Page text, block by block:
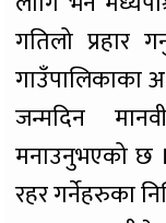
गतिलो प्रहार
गाउँपालिकाका
जन्मदिन
मनाउनुभएको छ
रहर गर्नेहरुका